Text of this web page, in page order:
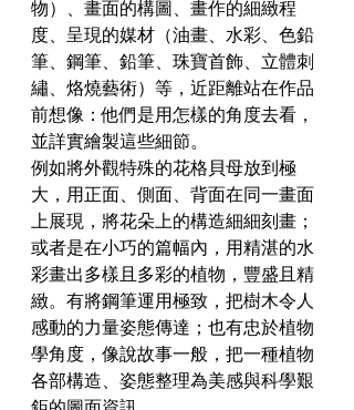
物）、畫面的構圖、畫作的細緻程
度、呈現的媒材（油畫、水彩、色鉛
筆、鋼筆、鉛筆、珠寶首飾、立體刺
繡、烙燒藝術）等，近距離站在作品
前想像：他們是用怎樣的角度去看，
並詳實繪製這些細節。
例如將外觀特殊的花格貝母放到極
大，用正面、側面、背面在同一畫面
上展現，將花朵上的構造細細刻畫；
或者是在小巧的篇幅內，用精湛的水
彩畫出多樣且多彩的植物，豐盛且精
緻。有將鋼筆運用極致，把樹木令人
感動的力量姿態傳達；也有忠於植物
學角度，像說故事一般，把一種植物
各部構造、姿態整理為美感與科學艱